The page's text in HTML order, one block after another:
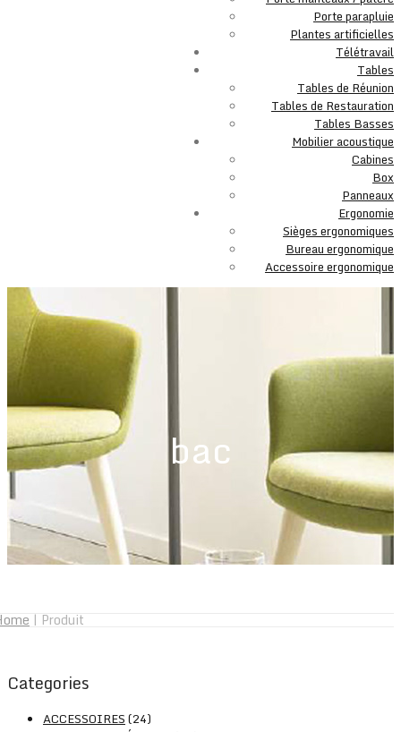
Porte parapluie
Plantes artificielles
Télétravail
Tables
Tables de Réunion
Tables de Restauration
Tables Basses
Mobilier acoustique
Cabines
Box
Panneaux
Ergonomie
Sièges ergonomiques
Bureau ergonomique
Accessoire ergonomique
bac
| Produit
Categories
ACCESSOIRES(24)